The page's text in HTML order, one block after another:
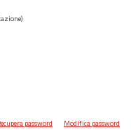
password Modifica password